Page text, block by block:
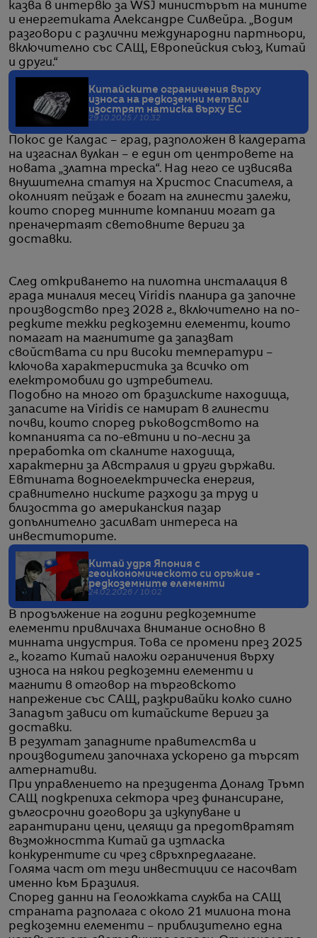
казва в интервю за WSJ министърът на мините
и енергетиката Александре Силвейра. „Водим
разговори с различни международни партньори,
включително със САЩ, Европейския съюз, Китай
и други.“
Китайските ограничения върху
износа на редкоземни метали
изострят натиска върху ЕС
29.10.2025 / 10:32
Покос де Калдас – град, разположен в калдерата
на изгаснал вулкан – e един от центровете на
новата „златна треска“. Над него се извисява
внушителна статуя на Христос Спасителя, а
околният пейзаж е богат на глинести залежи,
които според минните компании могат да
преначертаят световните вериги за
доставки.
След откриването на пилотна инсталация в
града миналия месец Viridis планира да започне
производство през 2028 г., включително на по-
редките тежки редкоземни елементи, които
помагат на магнитите да запазват
свойствата си при високи температури –
ключова характеристика за всичко от
електромобили до изтребители.
Подобно на много от бразилските находища,
запасите на Viridis се намират в глинести
почви, които според ръководството на
компанията са по-евтини и по-лесни за
преработка от скалните находища,
характерни за Австралия и други държави.
Евтината водноелектрическа енергия,
сравнително ниските разходи за труд и
близостта до американския пазар
допълнително засилват интереса на
инвеститорите.
Китай удря Япония с
геоикономическото си оръжие -
редкоземните елементи
24.02.2026 / 10:02
В продължение на години редкоземните
елементи привличаха внимание основно в
минната индустрия. Това се промени през 2025
г., когато Китай наложи ограничения върху
износа на някои редкоземни елементи и
магнити в отговор на търговското
напрежение със САЩ, разкривайки колко силно
Западът зависи от китайските вериги за
доставки.
В резултат западните правителства и
производители започнаха ускорено да търсят
алтернативи.
При управлението на президента Доналд Тръмп
САЩ подкрепиха сектора чрез финансиране,
дългосрочни договори за изкупуване и
гарантирани цени, целящи да предотвратят
възможността Китай да изтласка
конкурентите си чрез свръхпредлагане.
Голяма част от тези инвестиции се насочват
именно към Бразилия.
Според данни на Геоложката служба на САЩ
страната разполага с около 21 милиона тона
редкоземни елементи – приблизително една